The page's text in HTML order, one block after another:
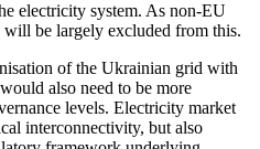
electricity system. As non-EU
be largely excluded from this.
of the Ukrainian grid with
also need to be more
levels. Electricity market
interconnectivity, but also